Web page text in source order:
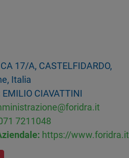
17/A, CASTELFIDARDO,
Italia
EMILIO CIAVATTINI
7211048
https://www.foridra.it